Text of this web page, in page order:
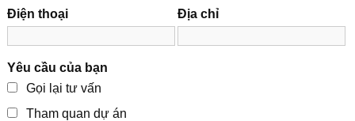
Điện thoại Địa chỉ
Yêu cầu của bạn
Gọi lại tư vấn
Tham quan dự án